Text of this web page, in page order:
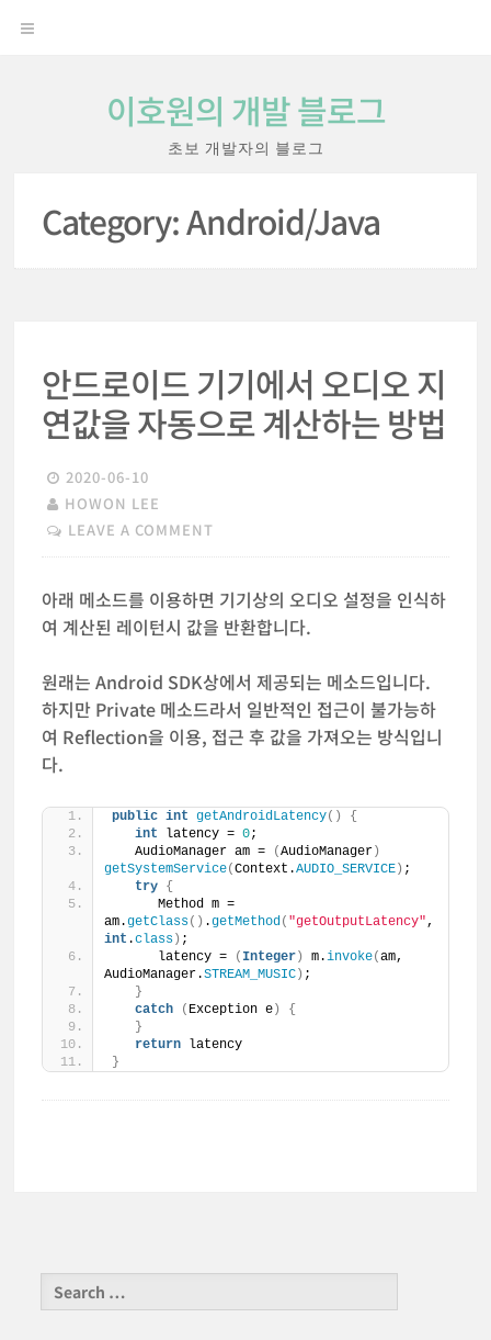
OPEN
이호원의 개발 블로그
초보 개발자의 블로그
Category:Android/Java
안드로이드 기기에서 오디오 지
연값을 자동으로 계산하는 방법
2020-06-10
HOWON LEE
LEAVE A COMMENT
아래 메소드를 이용하면 기기상의 오디오 설정을 인식하
여 계산된 레이턴시 값을 반환합니다.
원래는 Android SDK상에서 제공되는 메소드입니다.
하지만 Private 메소드라서 일반적인 접근이 불가능하
여 Reflection을 이용, 접근 후 값을 가져오는 방식입니
다.
public int getAndroidLatency()
{
int latency = 0;
   AudioManager am =
(AudioManager)
getSystemService(Context.AUDIO_SERVICE) ;
try {
      Method m =
am.getClass() .getMethod ( "getOutputLatency"
int .class) ;
      latency =
( Integer) m.invoke(am,
AudioManager.STREAM_MUSIC) ;
}
catch
( Exception e)
{
}
return latency
}
Search
for: